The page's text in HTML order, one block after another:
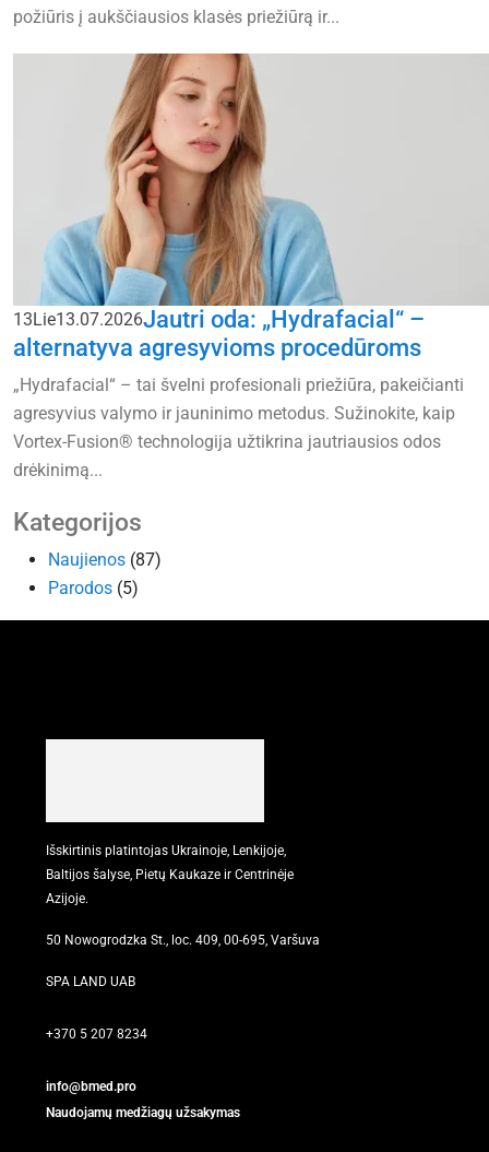
požiūris į aukščiausios klasės priežiūrą ir...
13Lie13.07.2026Jautri oda: „Hydrafacial“ –
alternatyva agresyvioms procedūroms
„Hydrafacial“ – tai švelni profesionali priežiūra, pakeičianti
agresyvius valymo ir jauninimo metodus. Sužinokite, kaip
Vortex-Fusion® technologija užtikrina jautriausios odos
drėkinimą...
Kategorijos
Naujienos (87)
Parodos (5)
Išskirtinis platintojas Ukrainoje, Lenkijoje,
Baltijos šalyse, Pietų Kaukaze ir Centrinėje
Azijoje.
50 Nowogrodzka St., loc. 409, 00-695, Varšuva
SPA LAND UAB
+370 5 207 8234
info@bmed.pro
Naudojamų medžiagų užsakymas